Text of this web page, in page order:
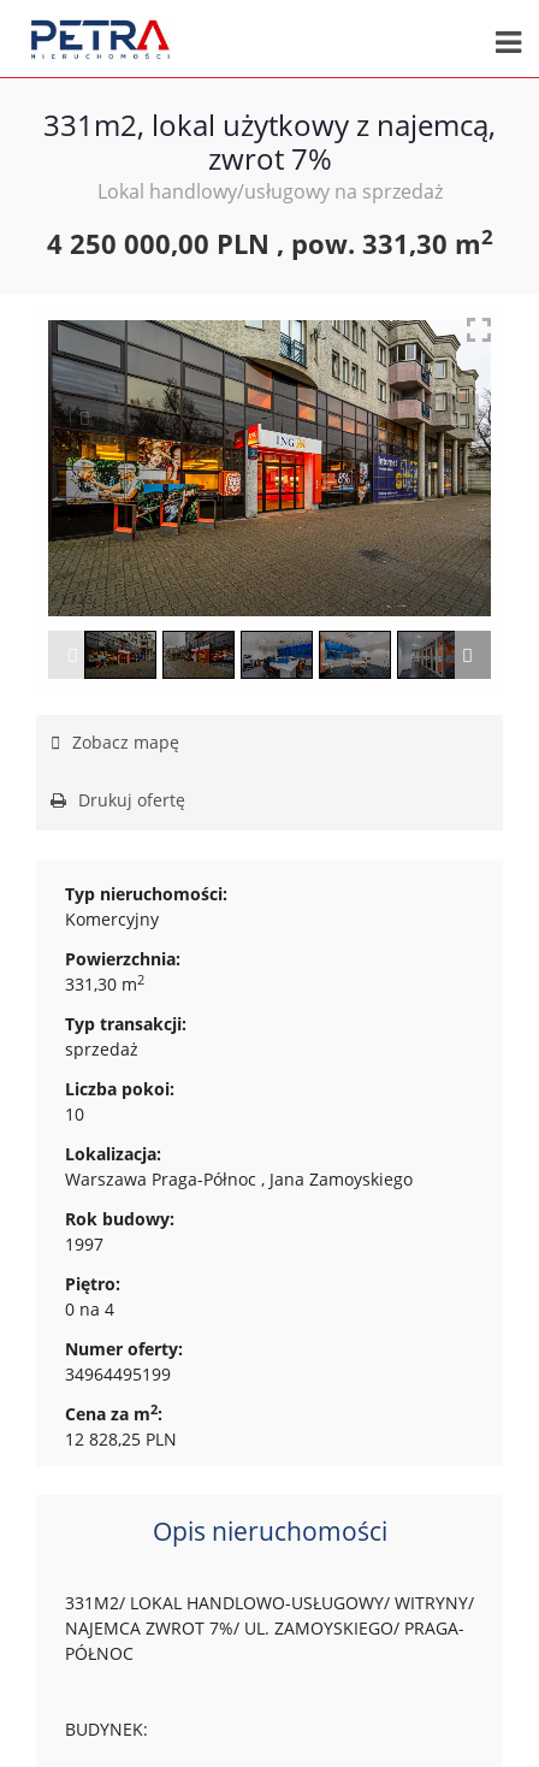
331m2, lokal użytkowy z najemcą,
zwrot 7%
Lokal handlowy/usługowy na sprzedaż
4 250 000,00 PLN , pow. 331,30 m2
1/13
Zobacz mapę
Drukuj ofertę
Typ nieruchomości:
Komercyjny
Powierzchnia:
331,30 m2
Typ transakcji:
sprzedaż
Liczba pokoi:
10
Lokalizacja:
Warszawa Praga-Północ , Jana Zamoyskiego
Rok budowy:
1997
Piętro:
0 na 4
Numer oferty:
34964495199
Cena za m2:
12 828,25 PLN
Opis nieruchomości
331M2/ LOKAL HANDLOWO-USŁUGOWY/ WITRYNY/
NAJEMCA ZWROT 7%/ UL. ZAMOYSKIEGO/ PRAGA-
PÓŁNOC
BUDYNEK: